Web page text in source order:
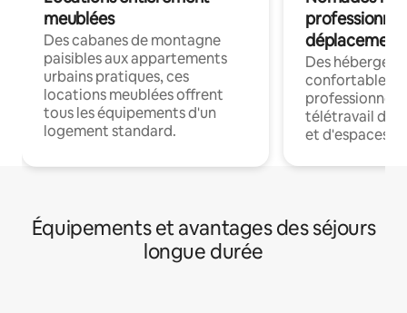
meublées
Des cabanes de montagne
paisibles aux appartements
urbains pratiques, ces
locations meublées offrent
tous les équipements d'un
logement standard.
déplacement
Des
confortables
professionnels
télétravail
et d'espaces
Équipements et avantages des séjours
longue durée